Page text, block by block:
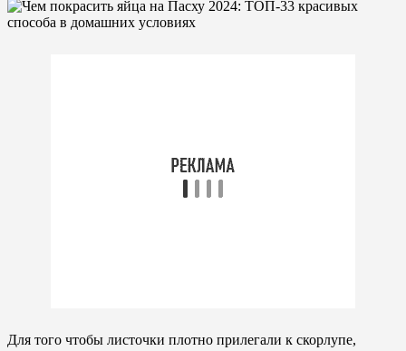
Для того чтобы листочки плотно прилегали к скорлупе,